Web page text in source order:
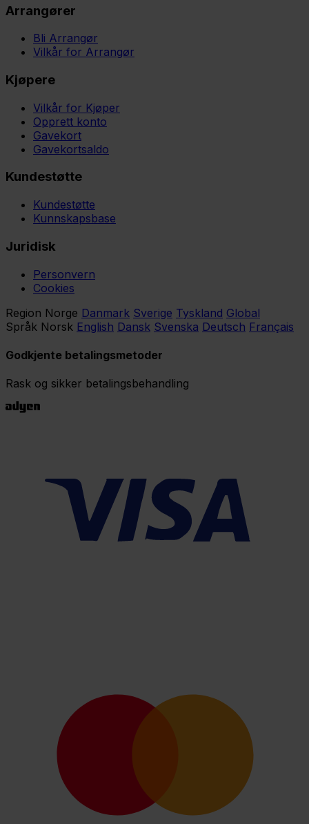
Arrangører
Bli Arrangør
Vilkår for Arrangør
Kjøpere
Vilkår for Kjøper
Opprett konto
Gavekort
Gavekortsaldo
Kundestøtte
Kundestøtte
Kunnskapsbase
Juridisk
Personvern
Cookies
Region Norge Danmark Sverige Tyskland Global
Språk Norsk English Dansk Svenska Deutsch Français
Godkjente betalingsmetoder
Rask og sikker betalingsbehandling